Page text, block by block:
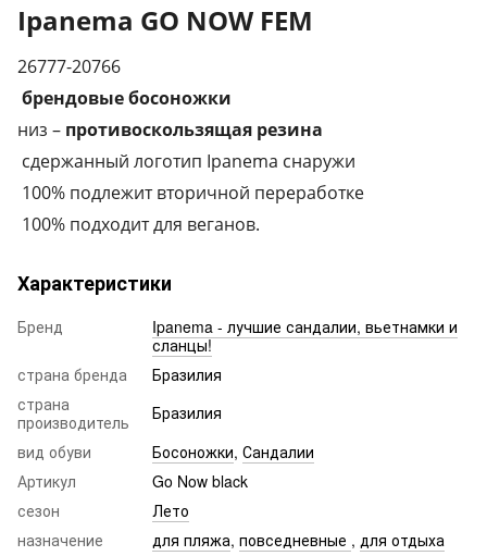
Ipanema GO NOW FEM
26777-20766
брендовые босоножки
низ – противоскользящая резина
сдержанный логотип Ipanema снаружи
100% подлежит вторичной переработке
100% подходит для веганов.
Характеристики
Бренд
Ipanema - лучшие сандалии, вьетнамки и
сланцы!
страна бренда
Бразилия
страна
производитель
Бразилия
вид обуви
Босоножки, Сандалии
Артикул
Go Now black
сезон
Лето
назначение
для пляжа, повседневные , для отдыха